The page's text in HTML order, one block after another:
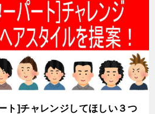
ト]チャレンジしてほしい３つ